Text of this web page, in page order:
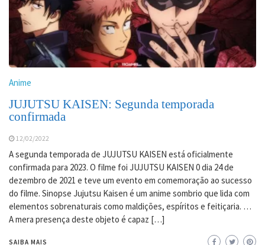
Anime
JUJUTSU KAISEN: Segunda temporada
confirmada
12/02/2022
A segunda temporada de JUJUTSU KAISEN está oficialmente
confirmada para 2023. O filme foi JUJUTSU KAISEN 0 dia 24 de
dezembro de 2021 e teve um evento em comemoração ao sucesso
do filme. Sinopse Jujutsu Kaisen é um anime sombrio que lida com
elementos sobrenaturais como maldições, espíritos e feitiçaria. …
A mera presença deste objeto é capaz […]
SAIBA MAIS